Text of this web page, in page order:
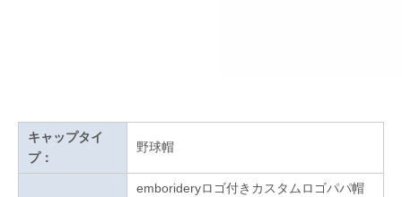
キャップタイ
プ：
野球帽
emborideryロゴ付きカスタムロゴパパ帽